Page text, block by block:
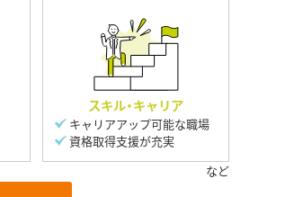
スキル・キャリア
キャリアアップ可能な職場
資格取得支援が充実